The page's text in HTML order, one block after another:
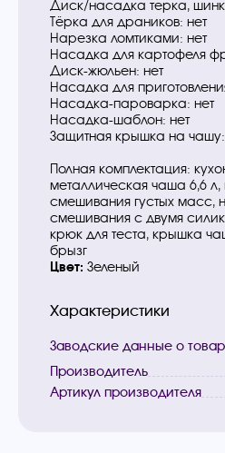
Диск/насадка терка,
Тёрка для драников: нет
Нарезка ломтиками: нет
Насадка для картофеля
Диск-жюльен: нет
Насадка для
Насадка-пароварка: нет
Насадка-шаблон: нет
Защитная крышка на чашу:
Полная комплектация:
металлическая чаша 6,6
смешивания густых масс,
смешивания с двумя
крюк для теста, крышка
брызг
Цвет: Зеленый
Характеристики
Заводские данные о
Производитель
Артикул производителя